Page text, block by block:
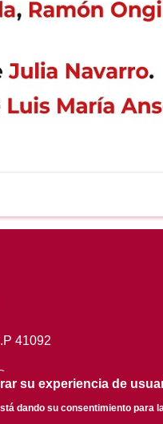
41092
su experiencia de
dando su consentimiento para